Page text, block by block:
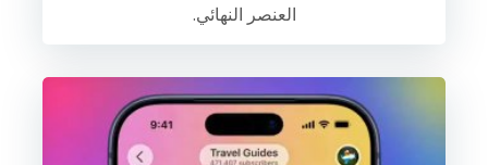
العنصر النهائي.